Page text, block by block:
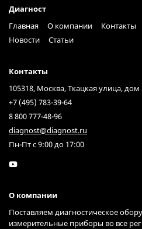
Диагност
Главная
О компании Контакты
Новости
Статьи
Контакты
105318, Москва, Ткацкая улица, дом
+7 (495) 783-39-64
8 800 777-48-96
diagnost@diagnost.ru
Пн-Пт с 9:00 до 17:00
О компании
Поставляем диагностическое
измерительные приборы во все